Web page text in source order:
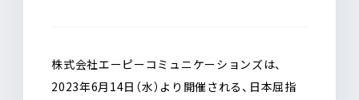
株式会社エーピーコミュニケーションズは、
2023年6月14日（水）より開催される、日本屈指